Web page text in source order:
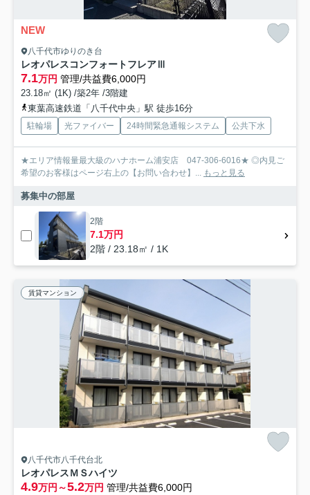
NEW
八千代市ゆりのき台
レオパレスコンフォートフレアⅢ
7.1万円 管理/共益費6,000円
23.18㎡ (1K) /築2年 /3階建
東葉高速鉄道「八千代中央」駅 徒歩16分
駐輪場 光ファイバー 24時間緊急通報システム 公共下水
★エリア情報量最大級のハナホーム浦安店 047-306-6016★ ◎内見ご
希望のお客様はページ右上の【お問い合わせ】... もっと見る
募集中の部屋
2階
7.1万円
2階 / 23.18㎡ / 1K
賃貸マンション
八千代市八千代台北
レオパレスＭＳハイツ
4.9万円～5.2万円 管理/共益費6,000円